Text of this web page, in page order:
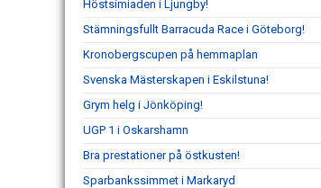
Höstsimiaden i Ljungby!
Stämningsfullt Barracuda Race i Göteborg!
Kronobergscupen på hemmaplan
Svenska Mästerskapen i Eskilstuna!
Grym helg i Jönköping!
UGP 1 i Oskarshamn
Bra prestationer på östkusten!
Sparbankssimmet i Markaryd